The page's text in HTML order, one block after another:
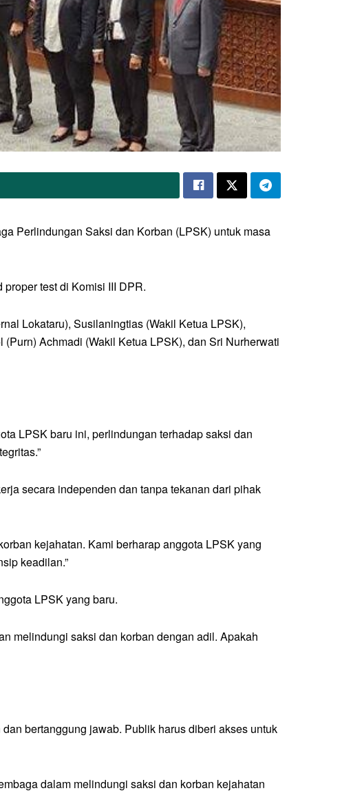
Perlindungan Saksi dan Korban (LPSK) untuk masa
test di Komisi III DPR.
Lokataru), Susilaningtias (Wakil Ketua LPSK),
Achmadi (Wakil Ketua LPSK), dan Sri Nurherwati
LPSK baru ini, perlindungan terhadap saksi dan
secara independen dan tanpa tekanan dari pihak
kejahatan. Kami berharap anggota LPSK yang
keadilan.”
LPSK yang baru.
melindungi saksi dan korban dengan adil. Apakah
bertanggung jawab. Publik harus diberi akses untuk
dalam melindungi saksi dan korban kejahatan